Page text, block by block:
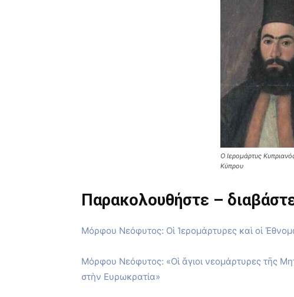
Ο Ιερομάρτυς
Κύπρου
Παρακολουθήστε –
Μόρφου Νεόφυτος: Οἱ Ἱερομάρτυρες καὶ οἱ
Μόρφου Νεόφυτος: «Οἱ ἅγιοι νεομάρτυρες τῆς
στὴν Ευρωκρατία»